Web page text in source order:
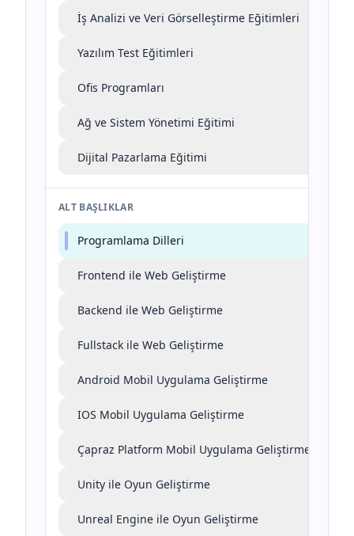
İş Analizi ve Veri Görselleştirme Eğitimleri
Yazılım Test Eğitimleri
Ofis Programları
Ağ ve Sistem Yönetimi Eğitimi
Dijital Pazarlama Eğitimi
ALT BAŞLIKLAR
Programlama Dilleri
Frontend ile Web Geliştirme
Backend ile Web Geliştirme
Fullstack ile Web Geliştirme
Android Mobil Uygulama Geliştirme
IOS Mobil Uygulama Geliştirme
Çapraz Platform Mobil Uygulama Geliştirme
Unity ile Oyun Geliştirme
Unreal Engine ile Oyun Geliştirme